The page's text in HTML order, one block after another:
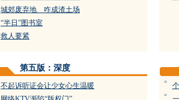
城郊废弃地 咋成渣土场
“半日”图书室
救人要紧
第五版：深度
不起诉听证会让少女心生温暖 =
=